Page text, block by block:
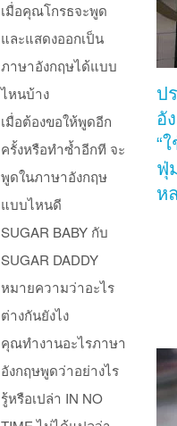
ป
อั
“
ฟุ่
ห
เมื่อคุณโกรธจะพูด
และแสดงออกเป็น
ภาษาอังกฤษได้แบบ
ไหนบ้าง
เมื่อต้องขอให้พูดอีก
ครั้งหรือทำซ้ำอีกที จะ
พูดในภาษาอังกฤษ
แบบไหนดี
SUGAR BABY กับ
SUGAR DADDY
หมายความว่าอะไร
ต่างกันยังไง
คุณทำงานอะไรภาษา
อังกฤษพูดว่าอย่างไร
รู้หรือเปล่า IN NO